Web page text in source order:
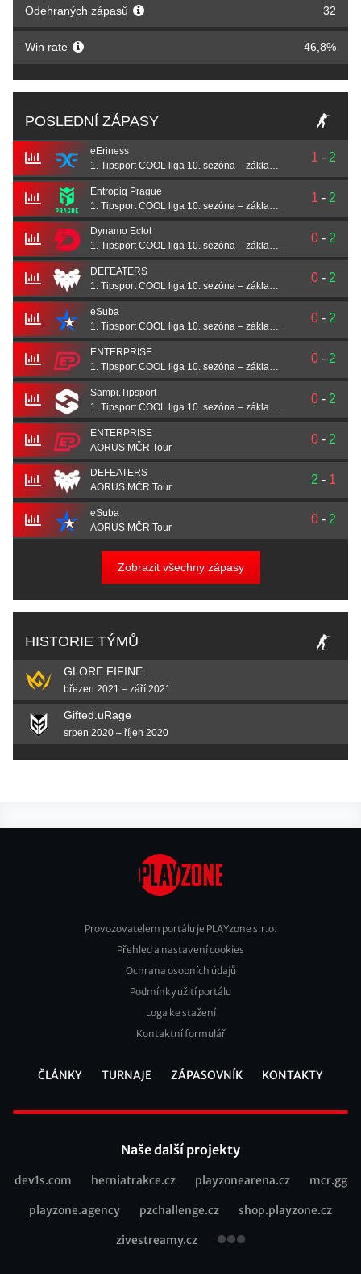
Odehraných zápasů 32
Win rate 46,8%
POSLEDNÍ ZÁPASY
eEriness
1. Tipsport COOL liga 10. sezóna – základní část
1 - 2
Entropiq Prague
1 - 2
Dynamo Eclot
1. Tipsport COOL liga 10. sezóna – základní část
0 - 2
DEFEATERS
1. Tipsport COOL liga 10. sezóna – základní část
0 - 2
eSuba
1. Tipsport COOL liga 10. sezóna – základní část
0 - 2
ENTERPRISE
1. Tipsport COOL liga 10. sezóna – základní část
0 - 2
Sampi.Tipsport
0 - 2
ENTERPRISE
AORUS MČR Tour
0 - 2
DEFEATERS
AORUS MČR Tour
2 - 1
eSuba
AORUS MČR Tour
0 - 2
Zobrazit všechny zápasy
HISTORIE TÝMŮ
GLORE.FIFINE
březen 2021 – září 2021
Gifted.uRage
srpen 2020 – říjen 2020
Footer
Provozovatelem portálu je PLAYzone s.r.o.
Přehled a nastavení cookies
Ochrana osobních údajů
Podmínky užití portálu
Loga ke stažení
Kontaktní formulář
ČLÁNKY TURNAJE ZÁPASOVNÍK KONTAKTY
Naše další projekty
Recommended
dev1s.com herniatrakce.cz playzonearena.cz mcr.gg
playzone.agency pzchallenge.cz shop.playzone.cz
zivestreamy.cz